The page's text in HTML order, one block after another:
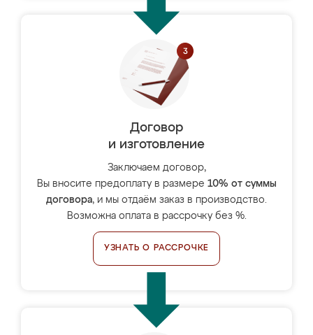
Договор
и изготовление
Заключаем договор,
Вы вносите предоплату в размере 10% от суммы
договора, и мы отдаём заказ в производство.
Возможна оплата в рассрочку без %.
УЗНАТЬ О РАССРОЧКЕ